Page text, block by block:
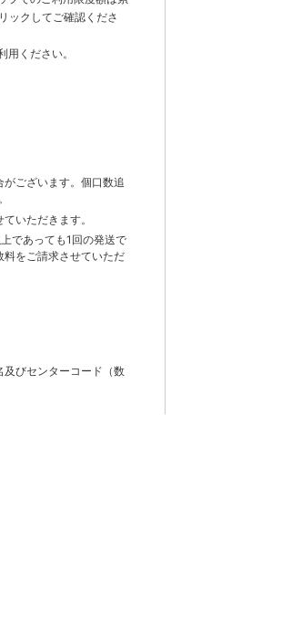
ックしてご確認くださ
ください。
ございます。個口数追
いただきます。
であっても1回の発送で
をご請求させていただ
びセンターコード（数